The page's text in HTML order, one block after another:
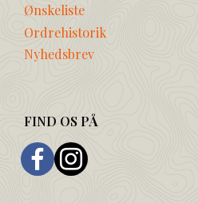
Ønskeliste
Ordrehistorik
Nyhedsbrev
FIND OS PÅ